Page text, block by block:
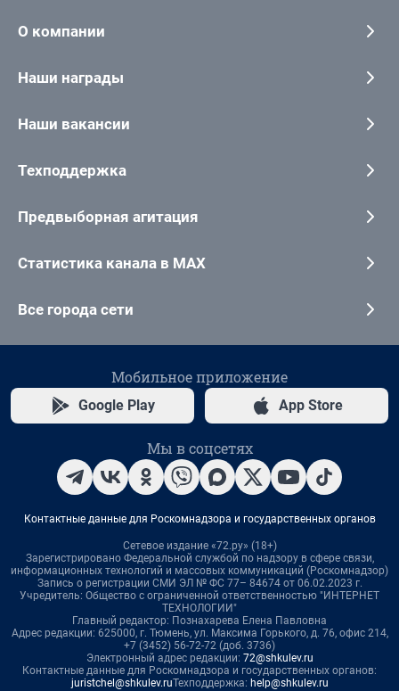
О компании
Наши награды
Наши вакансии
Техподдержка
Предвыборная агитация
Статистика канала в MAX
Все города сети
Мобильное приложение
Google Play App Store
Мы в соцсетях
Контактные данные для Роскомнадзора и государственных органов
Сетевое издание «72.ру» (18+)
Зарегистрировано Федеральной службой по надзору в сфере связи,
информационных технологий и массовых коммуникаций (Роскомнадзор)
Запись о регистрации СМИ ЭЛ № ФС 77– 84674 от 06.02.2023 г.
Учредитель: Общество с ограниченной ответственностью "ИНТЕРНЕТ
ТЕХНОЛОГИИ"
Главный редактор: Познахарева Елена Павловна
Адрес редакции: 625000, г. Тюмень, ул. Максима Горького, д. 76, офис 214,
+7 (3452) 56-72-72 (доб. 3736)
Электронный адрес редакции: 72@shkulev.ru
Контактные данные для Роскомнадзора и государственных органов:
juristchel@shkulev.ruТехподдержка: help@shkulev.ru